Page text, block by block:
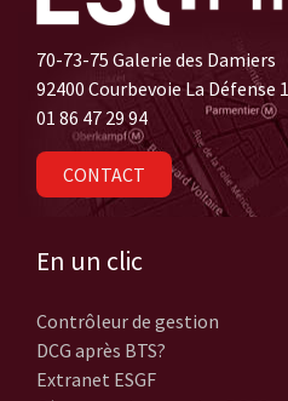
70-73-75 Galerie des Damiers
92400 Courbevoie La Défense 1
01 86 47 29 94
CONTACT
En un clic
Contrôleur de gestion
DCG après BTS?
Extranet ESGF